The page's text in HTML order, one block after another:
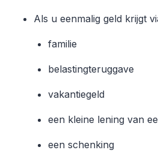
Als u eenmalig geld krijgt
familie
belastingteruggave
vakantiegeld
een kleine lening van
een schenking